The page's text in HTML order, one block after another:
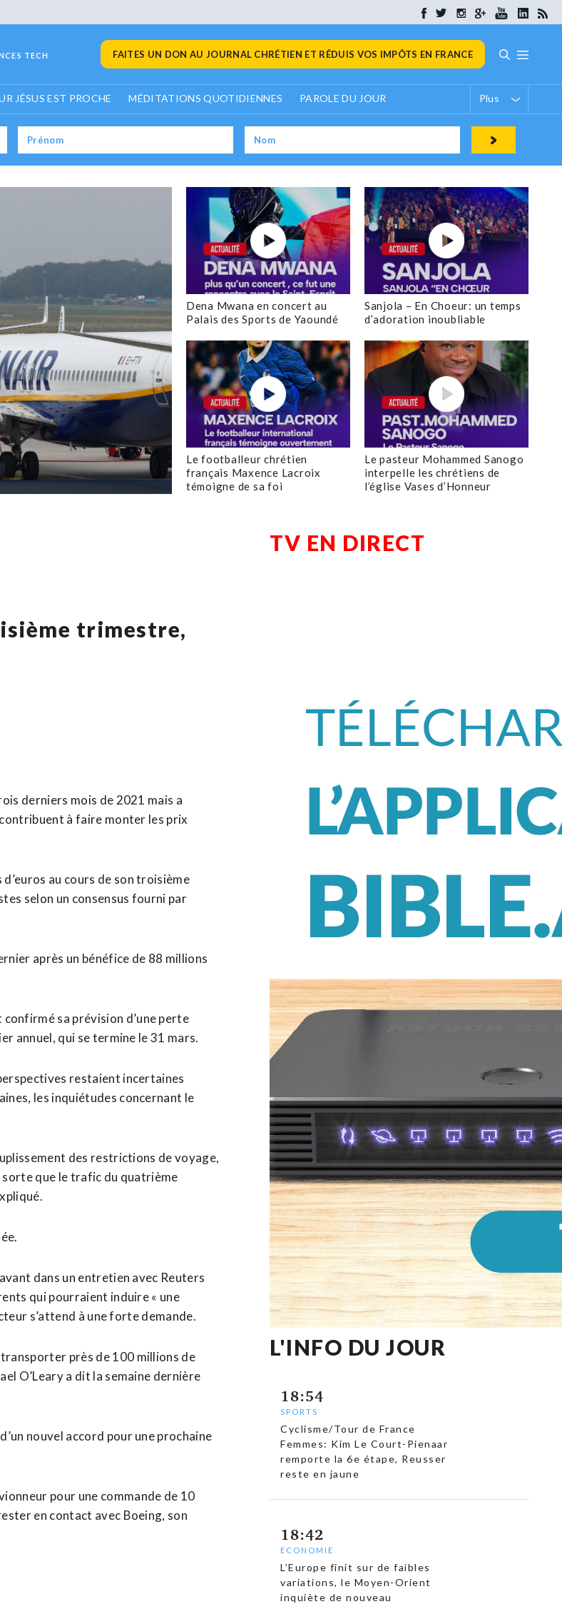
TECH FAITES UN DON AU JOURNAL CHRÉTIEN ET RÉDUIS VOS IMPÔTS EN FRANCE
JÉSUS EST PROCHE MÉDITATIONS QUOTIDIENNES PAROLE DU JOUR Plus
Dena Mwana en concert au
Palais des Sports de Yaoundé
Sanjola – En Choeur: un temps
d’adoration inoubliable
Le footballeur chrétien
français Maxence Lacroix
témoigne de sa foi
Le pasteur Mohammed Sanogo
interpelle les chrétiens de
l’église Vases d’Honneur
trimestre,
derniers mois de 2021 mais a
à faire monter les prix
au cours de son troisième
selon un consensus fourni par
après un bénéfice de 88 millions
confirmé sa prévision d’une perte
annuel, qui se termine le 31 mars.
restaient incertaines
les inquiétudes concernant le
des restrictions de voyage,
que le trafic du quatrième
dans un entretien avec Reuters
qui pourraient induire « une
s’attend à une forte demande.
près de 100 millions de
O’Leary a dit la semaine dernière
nouvel accord pour une prochaine
pour une commande de 10
en contact avec Boeing, son
TV EN DIRECT
L'INFO DU JOUR
18:54
SPORTS
Cyclisme/Tour de France
Femmes: Kim Le Court-Pienaar
remporte la 6e étape, Reusser
reste en jaune
18:42
ECONOMIE
L’Europe finit sur de faibles
variations, le Moyen-Orient
inquiète de nouveau